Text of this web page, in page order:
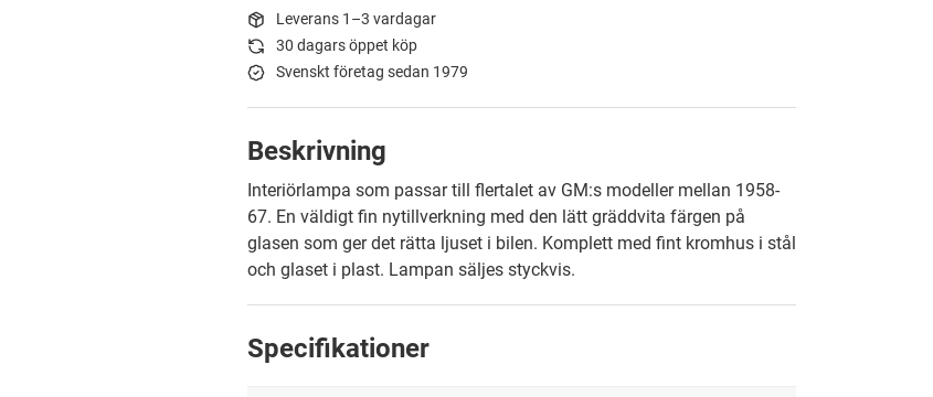
Leverans 1–3 vardagar
30 dagars öppet köp
Svenskt företag sedan 1979
Beskrivning
Interiörlampa som passar till flertalet av GM:s modeller mellan 1958-
67. En väldigt fin nytillverkning med den lätt gräddvita färgen på
glasen som ger det rätta ljuset i bilen. Komplett med fint kromhus i stål
och glaset i plast. Lampan säljes styckvis.
Specifikationer